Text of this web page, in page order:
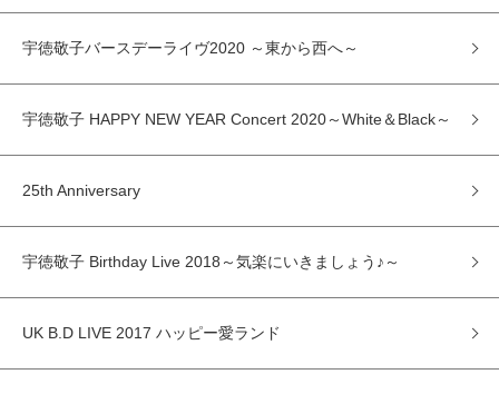
宇徳敬子バースデーライヴ2020 ～東から西へ～
宇徳敬子 HAPPY NEW YEAR Concert 2020～White＆Black～
25th Anniversary
宇徳敬子 Birthday Live 2018～気楽にいきましょう♪～
UK B.D LIVE 2017 ハッピー愛ランド